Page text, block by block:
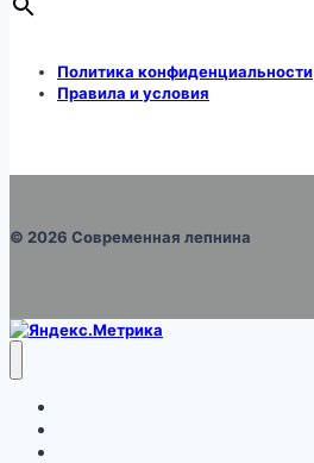
Политика конфиденциальности
Правила и условия
© 2026 Современная лепнина